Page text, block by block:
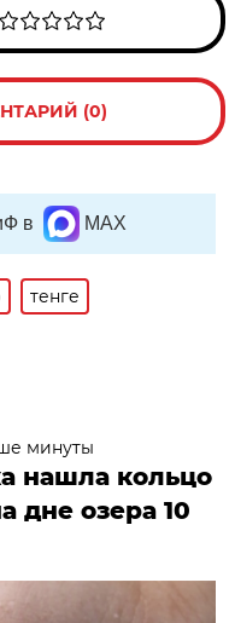
(0)
в MAX
тенге
минуты
нашла кольцо
дне озера 10